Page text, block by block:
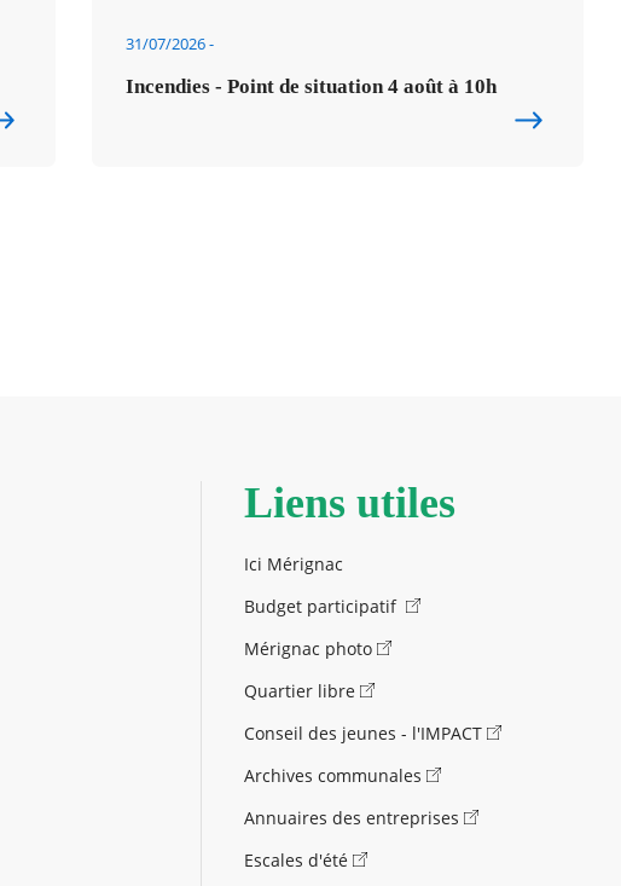
31/07/2026
Incendies - Point de situation 4 août à 10h
Liens utiles
Ici Mérignac
Budget participatif
Mérignac photo
Quartier libre
Conseil des jeunes - l'IMPACT
Archives communales
Annuaires des entreprises
Escales d'été